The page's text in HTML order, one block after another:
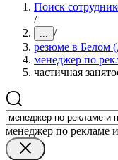
Поиск
/
... /
резюме в Белом
менеджер по
частичная
менеджер по рекламе